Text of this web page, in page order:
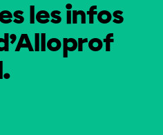
les infos